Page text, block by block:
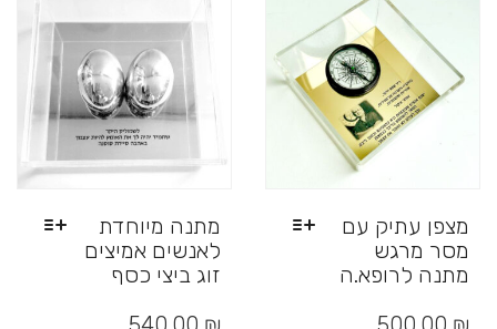
האפשרויות
המוצר
מתנה מיוחדת
לאנשים אמיצים
זוג ביצי כסף
זה
מצפן עתיק עם
מסר מרגש
מתנה לרופא.ה
זה